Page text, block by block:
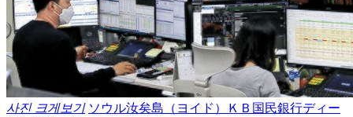
사진 크게보기 ソウル汝矣島（ヨイド）ＫＢ国民銀行ディー